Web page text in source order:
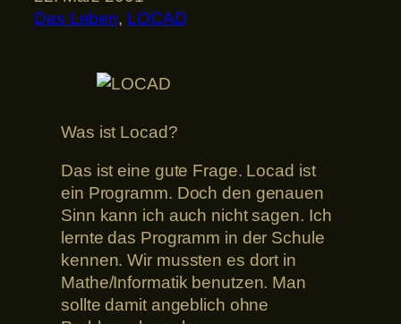
Das Leben, LOCAD
Was ist Locad?
Das ist eine gute Frage. Locad ist
ein Programm. Doch den genauen
Sinn kann ich auch nicht sagen. Ich
lernte das Programm in der Schule
kennen. Wir mussten es dort in
Mathe/Informatik benutzen. Man
sollte damit angeblich ohne